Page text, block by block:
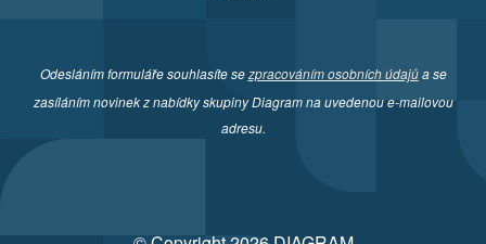
Odesláním formuláře souhlasíte sezpracováním osobních údajůa se
zasíláním novinek z nabídky skupiny Diagram na uvedenou e-mailovou
adresu.